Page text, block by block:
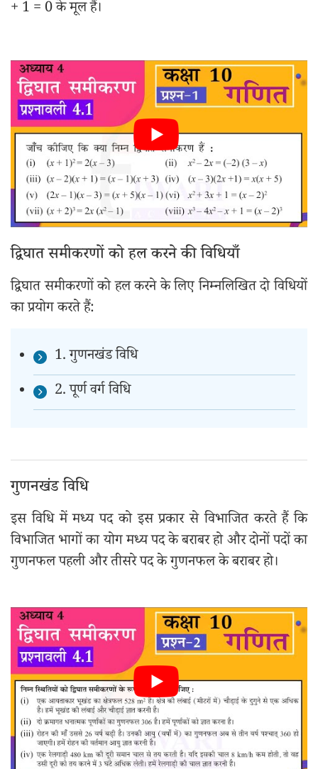
+ 1 = 0 के मूल हैं।
द्विघात समीकरणों को हल करने की विधियाँ
द्विघात समीकरणों को हल करने के लिए निम्नलिखित दो विधियों
का प्रयोग करते हैं:
1. गुणनखंड विधि
2. पूर्ण वर्ग विधि
गुणनखंड विधि
इस विधि में मध्य पद को इस प्रकार से विभाजित करते हैं कि
विभाजित भागों का योग मध्य पद के बराबर हो और दोनों पदों का
गुणनफल पहली और तीसरे पद के गुणनफल के बराबर हो।